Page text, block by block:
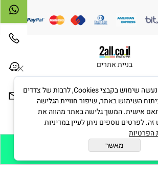
הוסף לסל
בניית אתרים
לידיעתך, באתרנו נעשה שימוש בקבצי Cookies, לרבות של צדדים
השימוש באתר, שיפור חוויית הגלישה
אישית. המשך גלישה באתר מהווה את
לפרטים נוספים ניתן לעיין במדיניות
הפרטיות
מאשר